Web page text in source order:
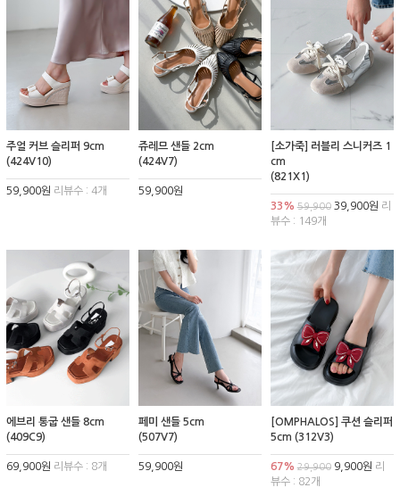
주얼 커브 슬리퍼 9cm
(424V10)
59,900원 리뷰수 : 4개
쥬레므 샌들 2cm
(424V7)
59,900원
[소가죽] 러블리 스니커즈 1
cm
(821X1)
33% 59,90039,900원 리
뷰수 : 149개
에브리 통굽 샌들 8cm
(409C9)
69,900원 리뷰수 : 8개
페미 샌들 5cm
(507V7)
59,900원
[OMPHALOS] 쿠션 슬리퍼
5cm (312V3)
67% 29,9009,900원 리
뷰수 : 82개